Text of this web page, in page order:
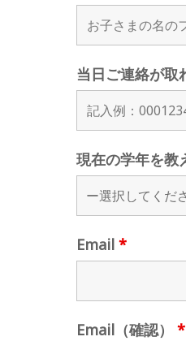
当日ご連絡が取
現在の学年を教
Email *
Email（確認） *